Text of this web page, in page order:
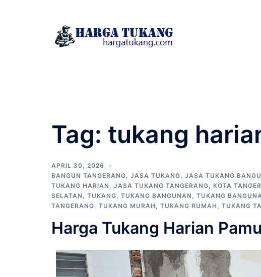
Tag: tukang
APRIL 30, 2026
BANGUN TANGERANG, JASA TUKANG, JASA TUKANG
TUKANG HARIAN , JASA TUKANG TANGERANG, KOTA
SELATAN , TUKANG, TUKANG BANGUNAN , TUKANG
TANGERANG, TUKANG MURAH , TUKANG RUMAH , TUKANG
Harga Tukang Harian